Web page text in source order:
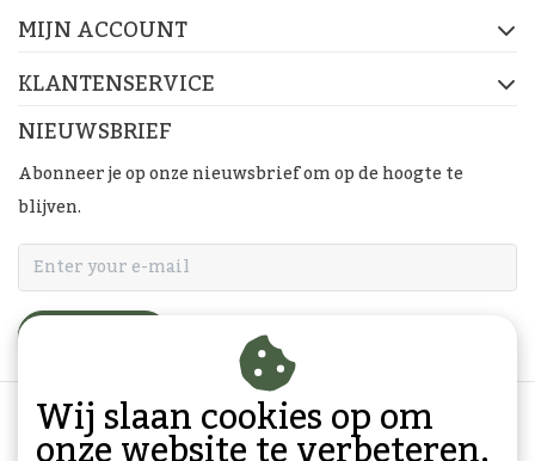
MIJN ACCOUNT
KLANTENSERVICE
NIEUWSBRIEF
Abonneer je op onze nieuwsbrief om op de hoogte te
blijven.
Wij slaan cookies op om